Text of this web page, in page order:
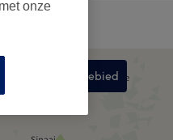
Zoek in dit gebied
onze